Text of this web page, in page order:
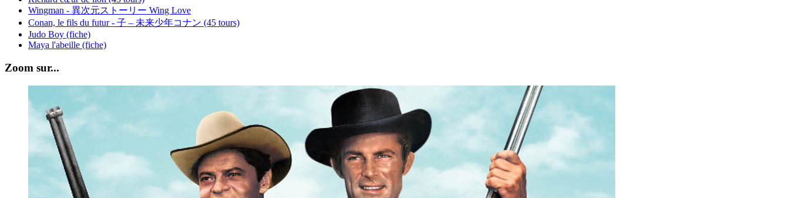
Wingman - 異次元ストーリー Wing Love
Conan, le fils du futur - 子 – 未来少年コナン (45 tours)
Judo Boy (fiche)
Maya l'abeille (fiche)
Zoom sur...